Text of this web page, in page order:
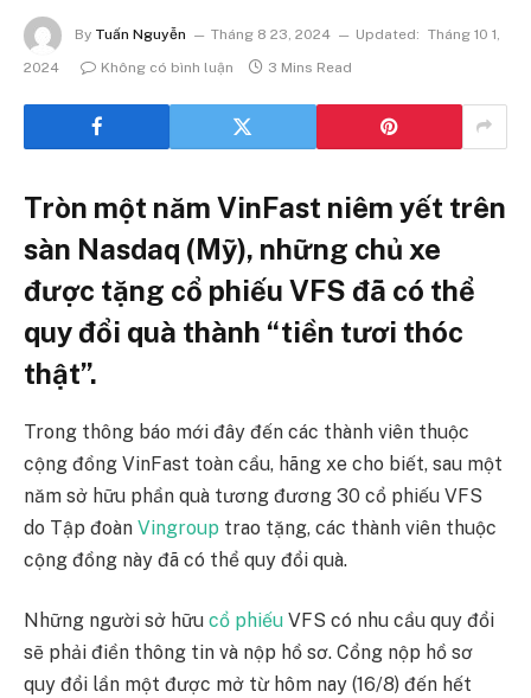
By Tuấn Nguyễn Tháng 8 23, 2024 Updated: Tháng 10 1,
2024
Không có bình luận 3 Mins Read
Tròn một năm VinFast niêm yết trên
sàn Nasdaq (Mỹ), những chủ xe
được tặng cổ phiếu VFS đã có thể
quy đổi quà thành “tiền tươi thóc
thật”.
Trong thông báo mới đây đến các thành viên thuộc
cộng đồng VinFast toàn cầu, hãng xe cho biết, sau một
năm sở hữu phần quà tương đương 30 cổ phiếu VFS
do Tập đoàn Vingroup trao tặng, các thành viên thuộc
cộng đồng này đã có thể quy đổi quà.
Những người sở hữu cổ phiếu VFS có nhu cầu quy đổi
sẽ phải điền thông tin và nộp hồ sơ. Cổng nộp hồ sơ
quy đổi lần một được mở từ hôm nay (16/8) đến hết